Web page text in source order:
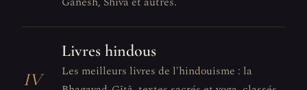
IV
Livres hindous
Les meilleurs livres de l'hindouisme : la